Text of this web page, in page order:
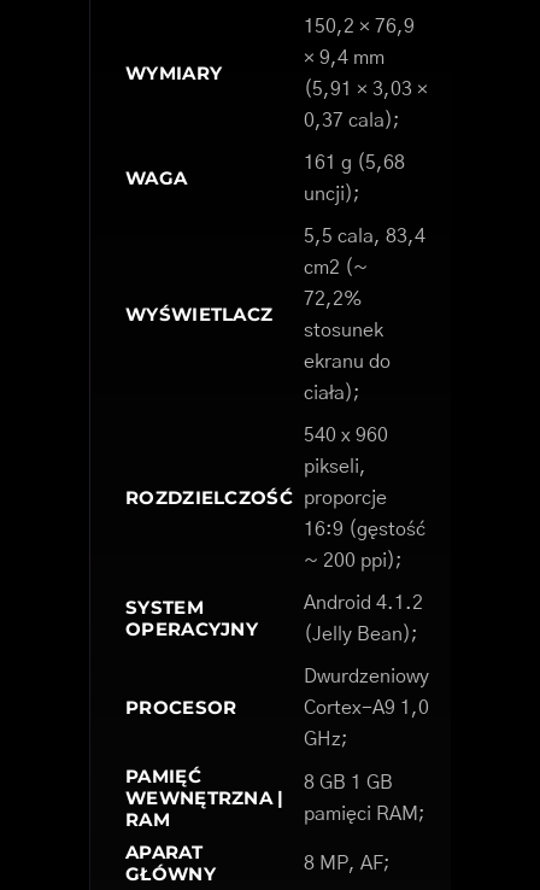
WYMIARY
150,2 × 76,9
× 9,4 mm
(5,91 × 3,03 ×
0,37 cala);
WAGA
161 g (5,68
uncji);
WYŚWIETLACZ
5,5 cala, 83,4
cm2 (~
72,2%
stosunek
ekranu do
ciała);
ROZDZIELCZOŚĆ
540 x 960
pikseli,
proporcje
16:9 (gęstość
~ 200 ppi);
SYSTEM
OPERACYJNY
Android 4.1.2
(Jelly Bean);
PROCESOR
Dwurdzeniowy
Cortex-A9 1,0
GHz;
PAMIĘĆ
WEWNĘTRZNA |
RAM
8 GB 1 GB
pamięci RAM;
APARAT
GŁÓWNY
8 MP, AF;